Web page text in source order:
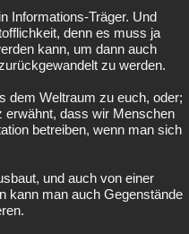
Informations-Träger. Und
denn es muss ja
kann, um dann auch
zu werden.
dem Weltraum zu euch, oder;
erwähnt, dass wir Menschen
betreiben, wenn man sich
und auch von einer
kann man auch Gegenstände